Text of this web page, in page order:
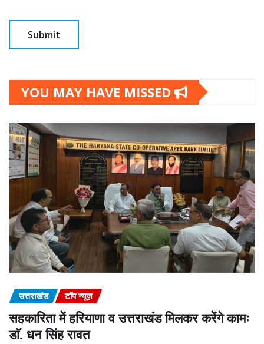
YOU MAY HAVE MISSED
उत्तराखंड टॉप न्यूज़
सहकारिता में हरियाणा व उत्तराखंड मिलकर करेंगे कामः
डाॅ. धन सिंह रावत